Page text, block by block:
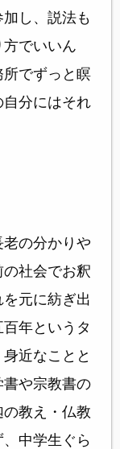
し、説法も
でいいん
でずっと瞑
分にはそれ
の分かりや
社会でお釈
元に紡ぎ出
年というタ
近なことと
書や宗教書の
教え・仏教
中学生ぐら